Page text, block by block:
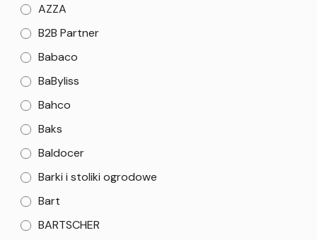
AZZA
B2B Partner
Babaco
BaByliss
Bahco
Baks
Baldocer
Barki i stoliki ogrodowe
Bart
BARTSCHER